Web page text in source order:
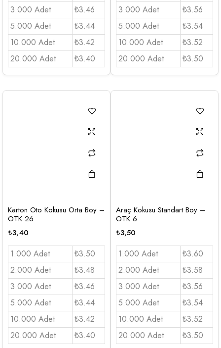
3.000 Adet
₺3.46
5.000 Adet
₺3.44
10.000 Adet
₺3.42
20.000 Adet
₺3.40
3.000 Adet
₺3.56
5.000 Adet
₺3.54
10.000 Adet
₺3.52
20.000 Adet
₺3.50
Karton Oto Kokusu Orta Boy –
OTK 26
₺3,40
1.000 Adet
₺3.50
2.000 Adet
₺3.48
3.000 Adet
₺3.46
5.000 Adet
₺3.44
10.000 Adet
₺3.42
20.000 Adet
₺3.40
Araç Kokusu Standart Boy –
OTK 6
₺3,50
1.000 Adet
₺3.60
2.000 Adet
₺3.58
3.000 Adet
₺3.56
5.000 Adet
₺3.54
10.000 Adet
₺3.52
20.000 Adet
₺3.50